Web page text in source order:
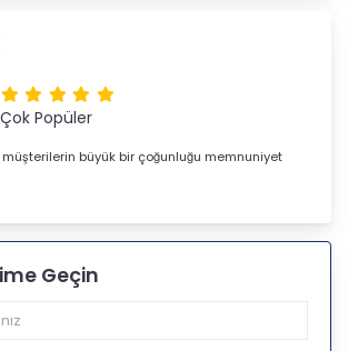
Çok Popüler
müşterilerin büyük bir çoğunluğu memnuniyet
Geçin